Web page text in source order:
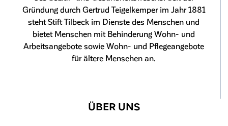
Gründung durch Gertrud Teigelkemper im Jahr 1881
steht Stift Tilbeck im Dienste des Menschen und
bietet Menschen mit Behinderung Wohn- und
Arbeitsangebote sowie Wohn- und Pflegeangebote
für ältere Menschen an.
ÜBER UNS